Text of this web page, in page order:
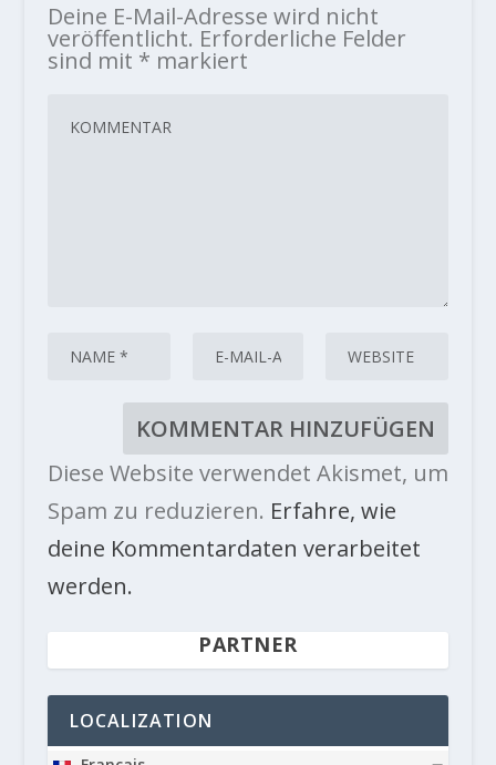
Deine E-Mail-Adresse wird nicht
veröffentlicht. Erforderliche Felder
sind mit * markiert
Diese Website verwendet Akismet, um
Spam zu reduzieren. Erfahre, wie
deine Kommentardaten verarbeitet
werden.
PARTNER
LOCALIZATION